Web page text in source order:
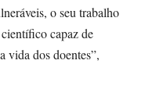
o seu trabalho
capaz de
vida dos doentes”,